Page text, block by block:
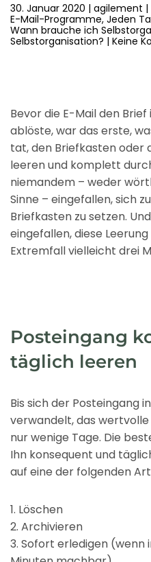
30. Januar 2020 | agilement |
E-Mail-Programme, Jeden
Wann brauche ich
Selbstorganisation? | Keine
Bevor die E-Mail den
ablöste, war das erste,
tat, den Briefkasten oder
leeren und komplett
niemandem – weder
Sinne – eingefallen, sich
Briefkasten zu setzen.
eingefallen, diese
Extremfall vielleicht drei
Posteingang
täglich leeren
Bis sich der Posteingang
verwandelt, das
nur wenige Tage. Die
Ihn konsequent und
auf eine der folgenden
1. Löschen
2. Archivieren
3. Sofort erledigen (wenn